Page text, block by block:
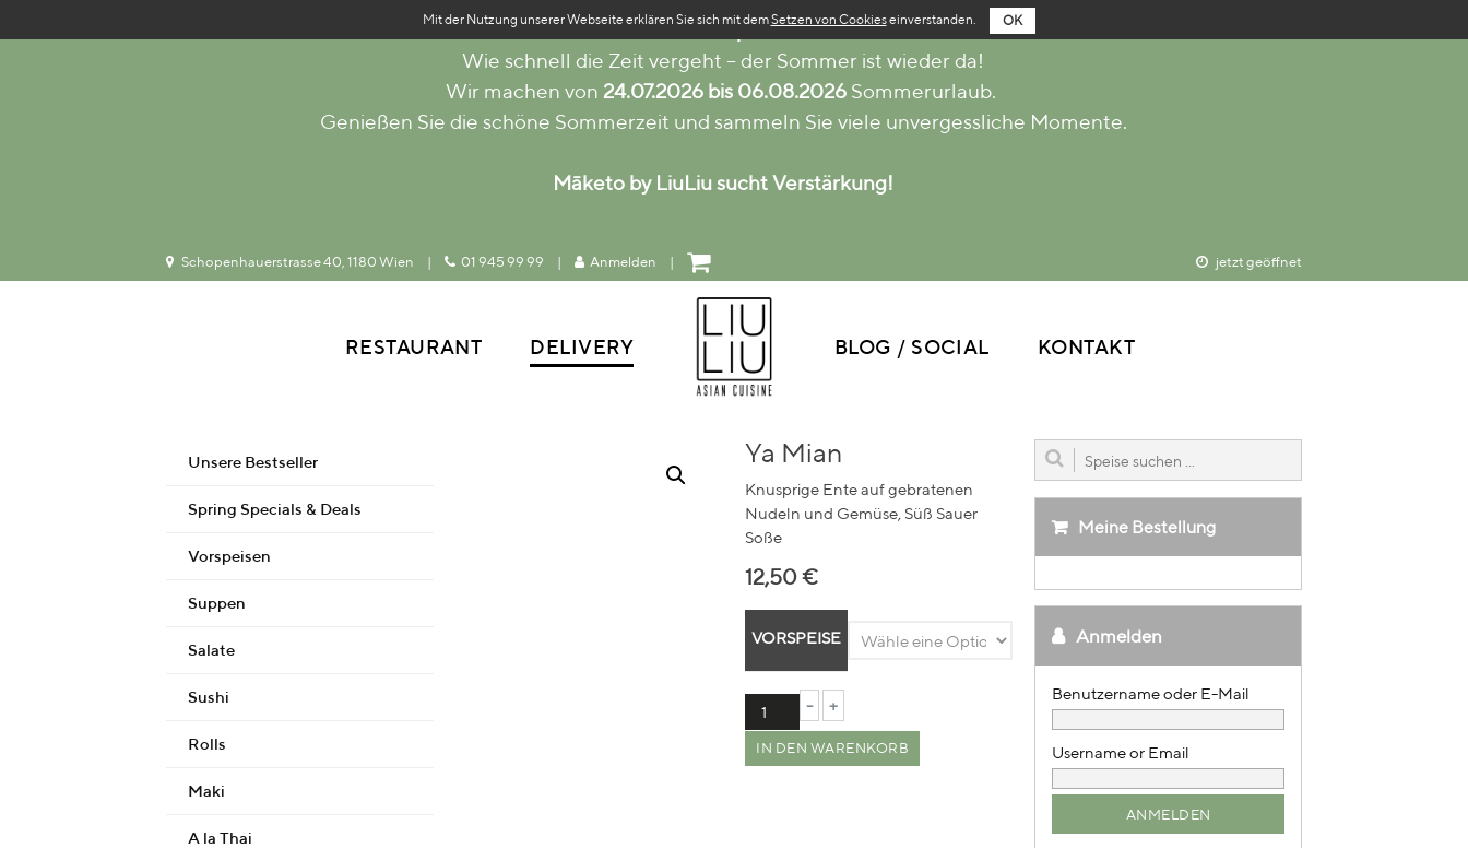
BLOG / SOCIAL
Sommerpause
Wie schnell die Zeit vergeht – der Sommer ist wieder da!
Wir machen von 24.07.2026 bis 06.08.2026 Sommerurlaub.
Genießen Sie die schöne Sommerzeit und sammeln Sie viele unvergessliche Momente.
Māketo by LiuLiu sucht Verstärkung!
Schopenhauerstrasse 40, 1180 Wien | 01 945 99 99 | Anmelden | jetzt geöffnet
RESTAURANT DELIVERY BLOG / SOCIAL KONTAKT
Unsere Bestseller
Spring Specials & Deals
Vorspeisen
Suppen
Salate
Sushi
Rolls
Maki
A la Thai
Ya Mian
Knusprige Ente auf gebratenen
Nudeln und Gemüse, Süß Sauer
Soße
12,50€
VORSPEISE
- +
IN DEN WARENKORB
Meine Bestellung
Anmelden
Username or Email
Mit der Nutzung unserer Webseite erklären Sie sich mit demSetzen von Cookieseinverstanden. OK